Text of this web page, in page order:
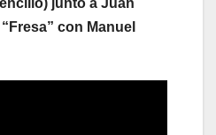
junto a Juan
con Manuel